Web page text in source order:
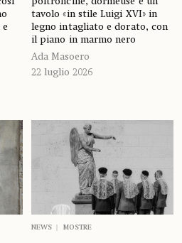
tavolo «in stile Luigi XVI» in
legno intagliato e dorato, con
il piano in marmo nero
Ada Masoero
22 luglio 2026
NEWS MOSTRE